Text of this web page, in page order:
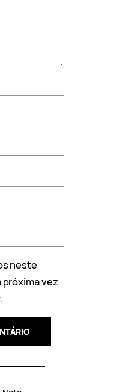
neste
próxima vez